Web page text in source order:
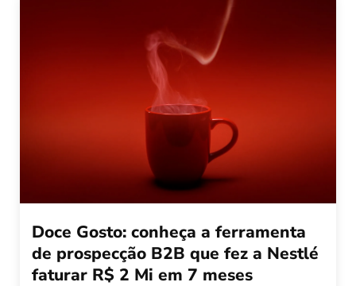
Doce Gosto: conheça a ferramenta
de prospecção B2B que fez a Nestlé
faturar R$ 2 Mi em 7 meses